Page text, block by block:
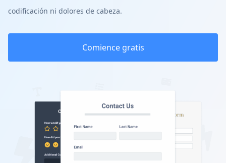
codificación ni dolores de cabeza.
Comience gratis